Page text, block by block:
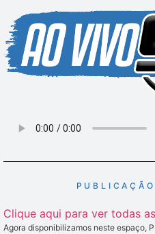
Clique aqui para ver todas
Agora disponibilizamos neste espaço,